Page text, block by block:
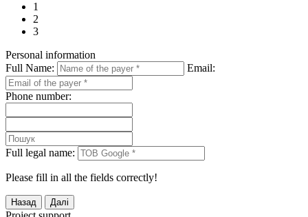
1
2
3
Personal information
Full Name:
Email:
Phone number:
Full legal name:
Please fill in all the fields correctly!